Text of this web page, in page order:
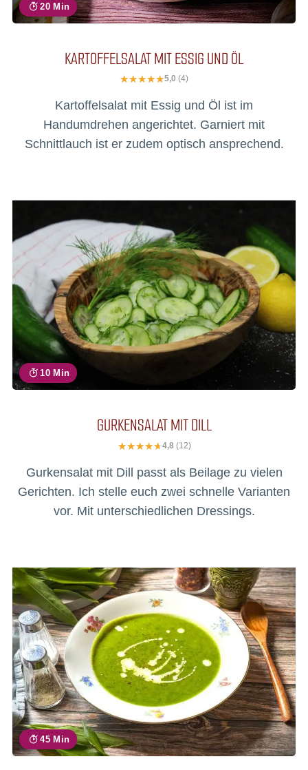
20 Min
KARTOFFELSALAT MIT ESSIG UND ÖL
5,0 (4)
Kartoffelsalat mit Essig und Öl ist im
Handumdrehen angerichtet. Garniert mit
Schnittlauch ist er zudem optisch ansprechend.
10 Min
GURKENSALAT MIT DILL
4,8 (12)
Gurkensalat mit Dill passt als Beilage zu vielen
Gerichten. Ich stelle euch zwei schnelle Varianten
vor. Mit unterschiedlichen Dressings.
45 Min